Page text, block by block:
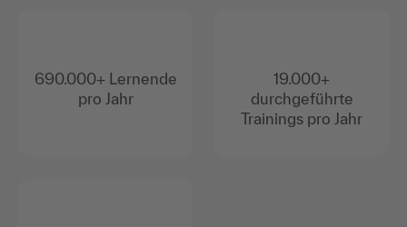
690.000+ Lernende
pro Jahr
19.000+
durchgeführte
Trainings pro Jahr